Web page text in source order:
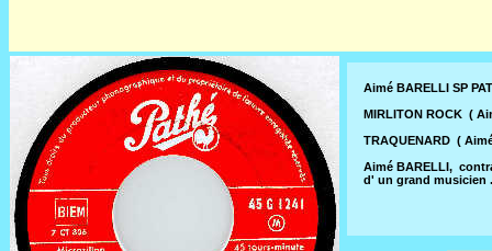
Aimé BARELLI SP
MIRLITON ROCK (
TRAQUENARD (
Aimé BARELLI,
d' un grand musicien .